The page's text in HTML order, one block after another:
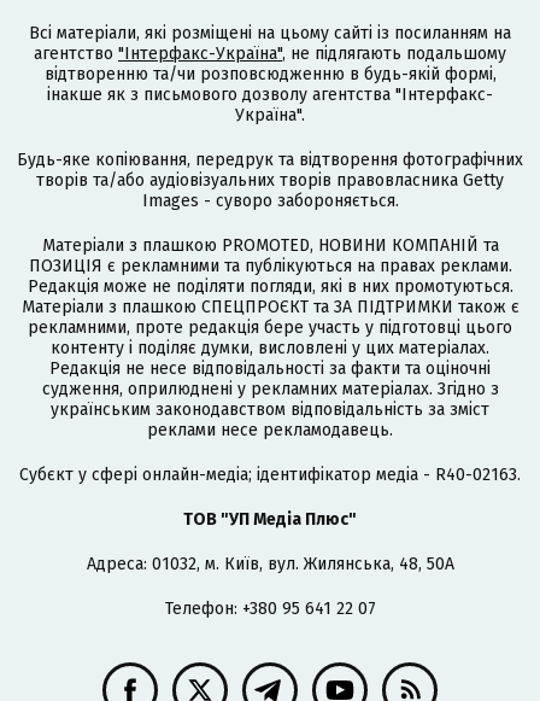
Всі матеріали, які розміщені на цьому сайті із посиланням на
агентство "Інтерфакс-Україна", не підлягають подальшому
відтворенню та/чи розповсюдженню в будь-якій формі,
інакше як з письмового дозволу агентства "Інтерфакс-
Україна".
Будь-яке копіювання, передрук та відтворення фотографічних
творів та/або аудіовізуальних творів правовласника Getty
Images - суворо забороняється.
Матеріали з плашкою PROMOTED, НОВИНИ КОМПАНІЙ та
ПОЗИЦІЯ є рекламними та публікуються на правах реклами.
Редакція може не поділяти погляди, які в них промотуються.
Матеріали з плашкою СПЕЦПРОЄКТ та ЗА ПІДТРИМКИ також є
рекламними, проте редакція бере участь у підготовці цього
контенту і поділяє думки, висловлені у цих матеріалах.
Редакція не несе відповідальності за факти та оціночні
судження, оприлюднені у рекламних матеріалах. Згідно з
українським законодавством відповідальність за зміст
реклами несе рекламодавець.
Cубєкт у сфері онлайн-медіа; ідентифікатор медіа - R40-02163.
ТОВ "УП Медіа Плюс"
Адреса: 01032, м. Київ, вул. Жилянська, 48, 50А
Телефон: +380 95 641 22 07